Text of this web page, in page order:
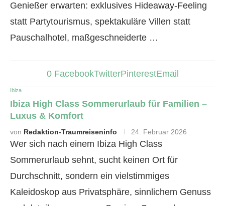
Genießer erwarten: exklusives Hideaway-Feeling
statt Partytourismus, spektakuläre Villen statt
Pauschalhotel, maßgeschneiderte …
0 FacebookTwitterPinterestEmail
Ibiza
Ibiza High Class Sommerurlaub für Familien –
Luxus & Komfort
von Redaktion-Traumreiseninfo 24. Februar 2026
Wer sich nach einem Ibiza High Class
Sommerurlaub sehnt, sucht keinen Ort für
Durchschnitt, sondern ein vielstimmiges
Kaleidoskop aus Privatsphäre, sinnlichem Genuss